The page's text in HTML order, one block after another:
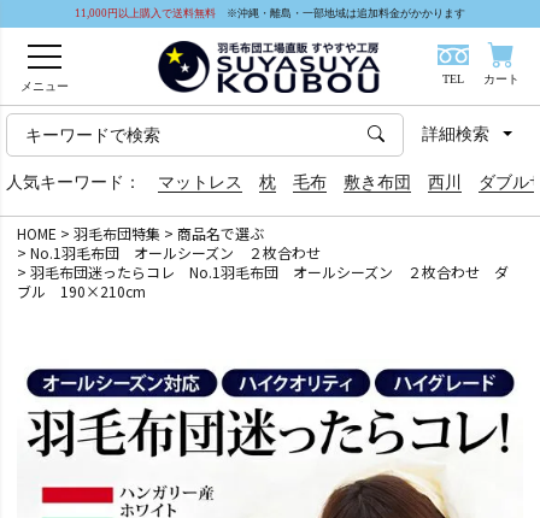
11,000円以上購入で送料無料 ※沖縄・離島・一部地域は追加料金がかかります
メニュー
TEL カート
人気キーワード： マットレス 枕 毛布 敷き布団 西川 ダブル
詳細検索
HOME 羽毛布団特集
商品名で選ぶ
No.1羽毛布団 オールシーズン ２枚合わせ
羽毛布団迷ったらコレ No.1羽毛布団 オールシーズン ２枚合わせ ダ
ブル 190×210cm